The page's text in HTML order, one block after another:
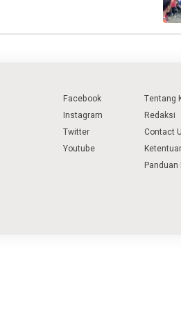
Facebook
Instagram
Twitter
Youtube
Tentang
Redaksi
Contact